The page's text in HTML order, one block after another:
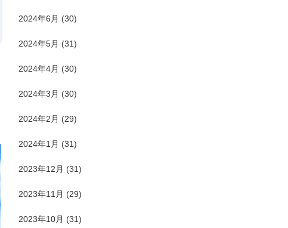
2024年6月 (30)
2024年5月 (31)
2024年4月 (30)
2024年3月 (30)
2024年2月 (29)
2024年1月 (31)
2023年12月 (31)
2023年11月 (29)
2023年10月 (31)